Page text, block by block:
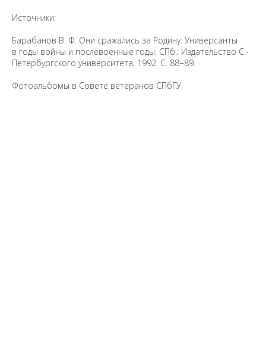
Источники:
Барабанов В. Ф. Они сражались за Родину: Универсанты
в годы войны и послевоенные годы. СПб.: Издательство С.-
Петербургского университета, 1992. С. 88−89.
Фотоальбомы в Совете ветеранов СПбГУ